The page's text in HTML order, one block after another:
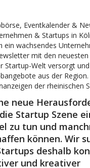
Eventkalender &
& Startups in
ein wachsendes
mit den neuesten
Startup-Welt versorgt
aus der Region.
der rheinischen
neue
Startup Szene
zu tun und
können. Wir
deshalb
und kreativer